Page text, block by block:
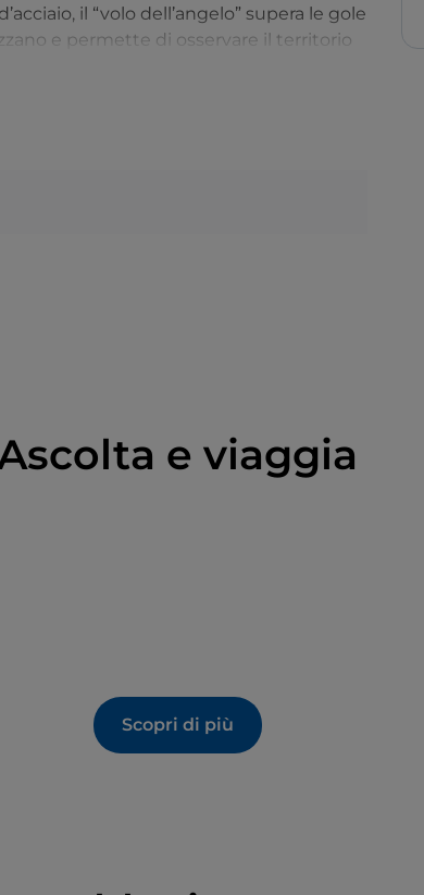
il “volo dell’angelo” supera le gole
e permette di osservare il territorio
sempre nuove e mutevoli.
e viaggia
Scopri di più